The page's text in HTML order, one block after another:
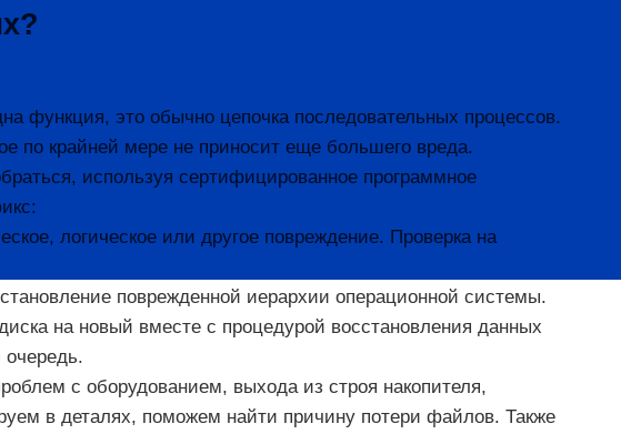
функция, это обычно цепочка последовательных процессов.
по крайней мере не приносит еще большего вреда.
используя сертифицированное программное
логическое или другое повреждение. Проверка на
поврежденной иерархии операционной системы.
на новый вместе с процедурой восстановления данных
с оборудованием, выхода из строя накопителя,
в деталях, поможем найти причину потери файлов. Также